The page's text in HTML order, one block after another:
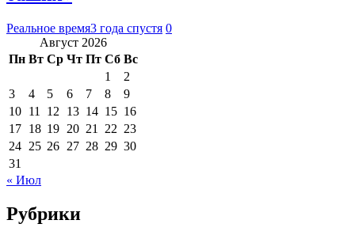
Реальное время3 года спустя 0
Август 2026
Пн Вт Ср Чт Пт Сб Вс
1
2
3
4 5 6 7 8
9
10 11 12 13 14 15 16
17 18 19 20 21 22 23
24 25 26 27 28 29 30
31
« Июл
Рубрики